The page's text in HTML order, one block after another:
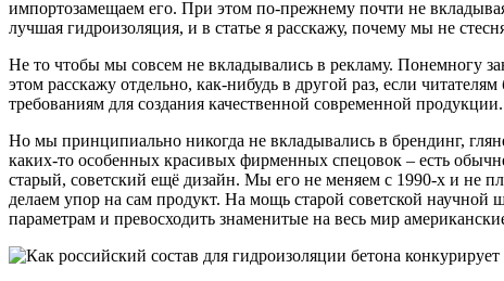
импортозамещаем его. При этом по-прежнему почти не
лучшая гидроизоляция, и в статье я расскажу, почему мы не
Не то чтобы мы совсем не вкладывались в рекламу. Понемногу
этом расскажу отдельно, как-нибудь в другой раз, если
требованиям для создания качественной современной продукции.
Но мы принципиально никогда не вкладывались в брендинг,
каких-то особенных красивых фирменных спецовок – есть
старый, советский ещё дизайн. Мы его не меняем с 1990-х и не
делаем упор на сам продукт. На мощь старой советской
параметрам и превосходить знаменитые на весь мир